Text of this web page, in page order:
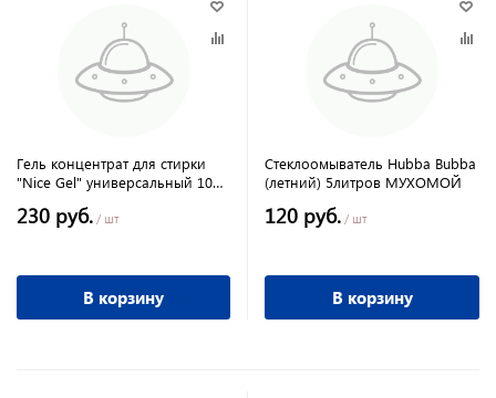
Гель концентрат для стирки
"Nice Gel" универсальный 1000
230 руб. / шт
В корзину
Стеклоомыватель Hubba Bubba
(летний) 5литров МУХОМОЙ
120 руб. / шт
В корзину